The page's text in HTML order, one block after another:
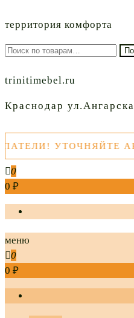
территория комфорта
Искать:
trinitimebel.ru
Краснодар
УТОЧНЯЙТЕ
0
0 ₽
меню
0
0 ₽